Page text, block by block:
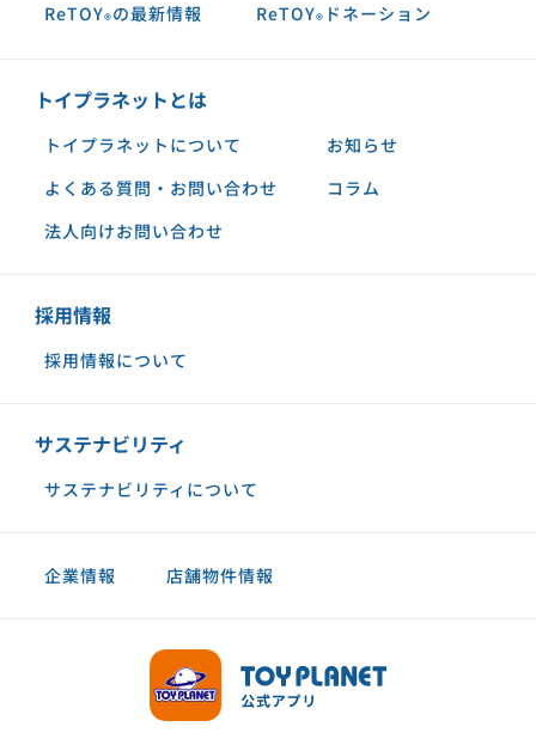
ReTOY®︎の最新情報 ReTOY®︎ ドネーション
トイプラネットとは
トイプラネットについて
お知らせ
よくある質問・お問い合わせ
コラム
法人向けお問い合わせ
採用情報
採用情報について
サステナビリティ
サステナビリティについて
企業情報 店舗物件情報